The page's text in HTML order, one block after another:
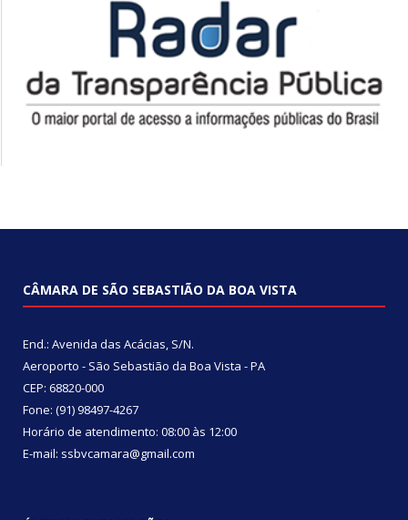
CÂMARA DE SÃO SEBASTIÃO DA BOA VISTA
End.: Avenida das Acácias, S/N.
Aeroporto - São Sebastião da Boa Vista - PA
CEP: 68820-000
Fone: (91) 98497-4267
Horário de atendimento: 08:00 às 12:00
E-mail: ssbvcamara@gmail.com